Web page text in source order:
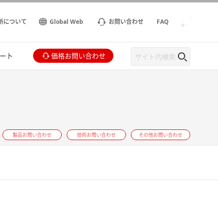
について Global Web お問い合わせ FAQ
ト 価格お問い合わせ
製品お問い合わせ 技術お問い合わせ その他お問い合わせ